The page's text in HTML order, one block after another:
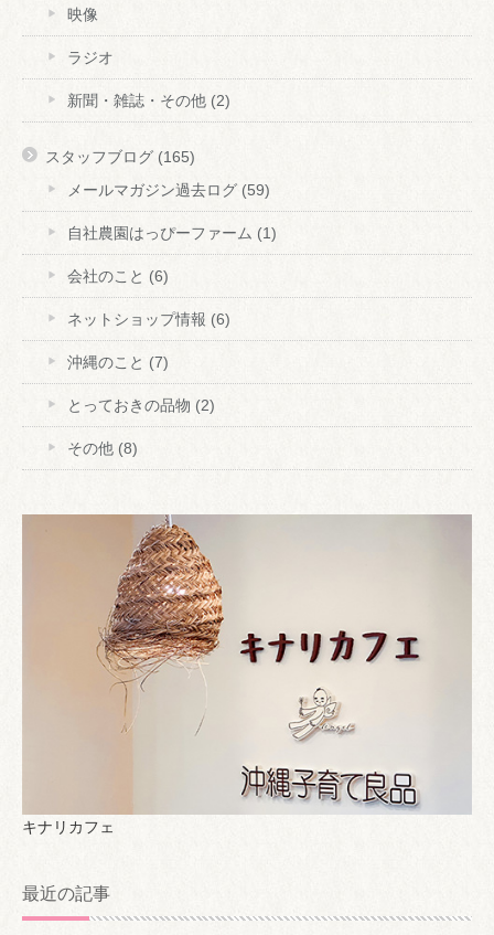
映像
ラジオ
新聞・雑誌・その他 (2)
スタッフブログ (165)
メールマガジン過去ログ (59)
自社農園はっぴーファーム (1)
会社のこと (6)
ネットショップ情報 (6)
沖縄のこと (7)
とっておきの品物 (2)
その他 (8)
キナリカフェ
最近の記事